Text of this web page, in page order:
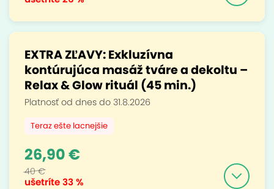
EXTRA ZĽAVY: Exkluzívna
kontúrujúca masáž tváre a dekoltu –
Relax & Glow rituál (45 min.)
Platnosť od dnes do 31.8.2026
Teraz ešte lacnejšie
ušetríte33 %
26,90 €
40 €